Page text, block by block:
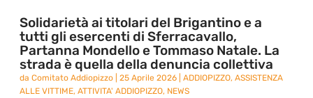
Solidarietà ai titolari del Brigantino e a
tutti gli esercenti di Sferracavallo,
Partanna Mondello e Tommaso Natale. La
strada è quella della denuncia collettiva
daComitato Addiopizzo |25 Aprile 2026 |ADDIOPIZZO,ASSISTENZA
ALLE VITTIME,ATTIVITA' ADDIOPIZZO, NEWS